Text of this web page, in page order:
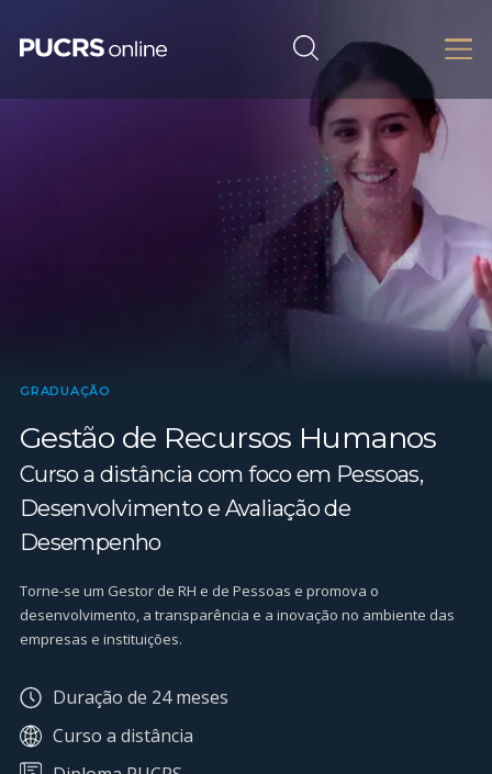
GRADUAÇÃO
Gestão de Recursos Humanos
Curso a distância com foco em Pessoas,
Desenvolvimento e Avaliação de
Desempenho
Torne-se um Gestor de RH e de Pessoas e promova o
desenvolvimento, a transparência e a inovação no ambiente das
empresas e instituições.
Duração de 24 meses
Curso a distância